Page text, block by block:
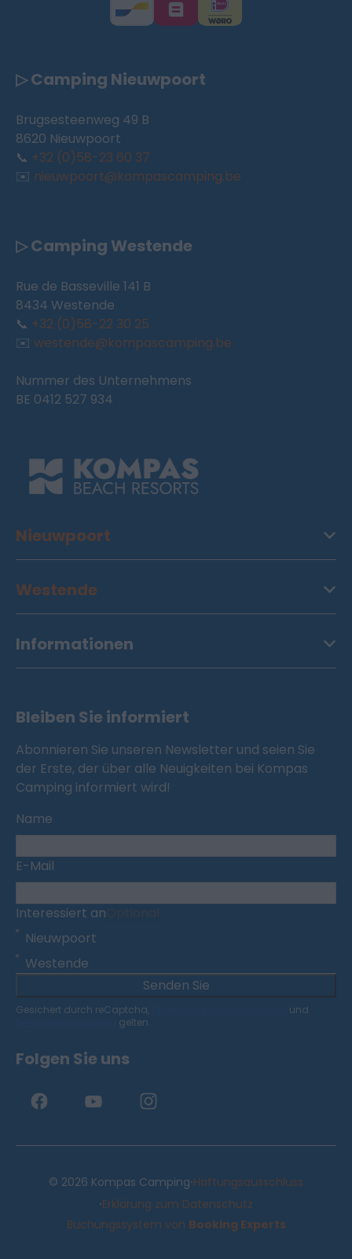
▷ Camping Nieuwpoort
Brugsesteenweg 49 B
8620 Nieuwpoort
📞 +32 (0)58-23 60 37
✉️ nieuwpoort@kompascamping.be
▷ Camping Westende
Rue de Basseville 141 B
8434 Westende
📞 +32 (0)58-22 30 25
✉️ westende@kompascamping.be
Nummer des Unternehmens
BE 0412 527 934
Nieuwpoort
Westende
Informationen
Bleiben Sie informiert
Abonnieren Sie unseren Newsletter und seien Sie
der Erste, der über alle Neuigkeiten bei Kompas
Camping informiert wird!
Name
E-Mail
Interessiert an
Nieuwpoort
Westende
Senden Sie
Gesichert durch reCaptcha,
und
gelten.
Folgen Sie uns
© 2026 Kompas Camping·Haftungsausschluss
·Erklärung zum Datenschutz
Buchungssystem von Booking Experts